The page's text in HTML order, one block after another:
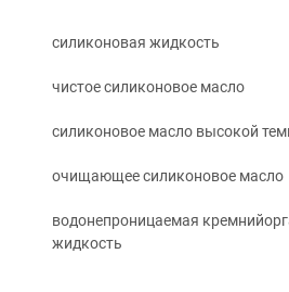
силиконовая жидкость
чистое силиконовое масло
силиконовое масло высокой
очищающее силиконовое масло
водонепроницаемая
жидкость